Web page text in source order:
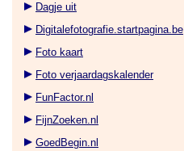
Dagje uit
Digitalefotografie.startpagina.be
Foto kaart
Foto verjaardagskalender
FunFactor.nl
FijnZoeken.nl
GoedBegin.nl